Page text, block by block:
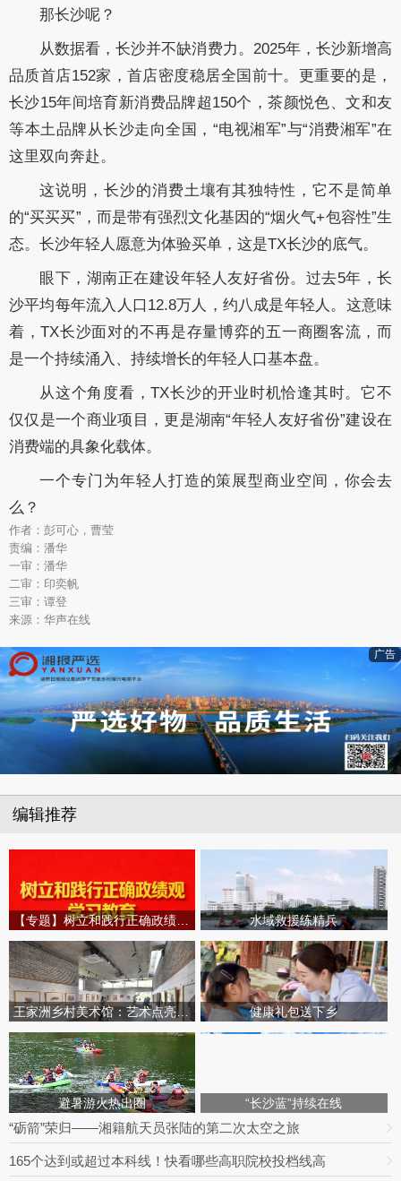
那长沙呢？
从数据看，长沙并不缺消费力。 2025年，长沙新增高
品质首店152家，首店密度稳居全国前十。更重要的是，
长沙15年间培育新消费品牌超150个，茶颜悦色、文和友
等本土品牌从长沙走向全国，“电视湘军”与“消费湘军”在
这里双向奔赴。
这说明，长沙的消费土壤有其独特性，它不是简单
的“买买买”，而是带有强烈文化基因的“烟火气+包容性”生
态。 长沙年轻人愿意为体验买单，这是TX长沙的底气。
眼下，湖南正在建设年轻人友好省份。 过去5年，长
沙平均每年流入人口12.8万人，约八成是年轻人。 这意味
着，TX长沙面对的不再是存量博弈的五一商圈客流，而
是一个持续涌入、持续增长的年轻人口基本盘。
从这个角度看，TX长沙的开业时机恰逢其时。它不
仅仅是一个商业项目，更是湖南“年轻人友好省份”建设在
消费端的具象化载体。
一个专门为年轻人打造的策展型商业空间，你会去
么？
作者：彭可心，曹莹
责编：潘华
一审：潘华
二审：印奕帆
三审：谭登
来源：华声在线
广告
编辑推荐
水域救援练精兵
王家洲乡村美术馆：艺术点亮田园乡村 健康礼包送下乡
避暑游火热出圈 “长沙蓝”持续在线
“砺箭”荣归——湘籍航天员张陆的第二次太空之旅
165个达到或超过本科线！快看哪些高职院校投档线高